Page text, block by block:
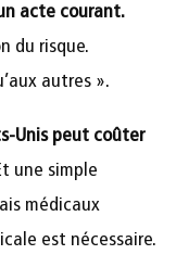
acte courant.
du risque.
autres ».
Unis peut coûter
une simple
médicaux
est nécessaire.